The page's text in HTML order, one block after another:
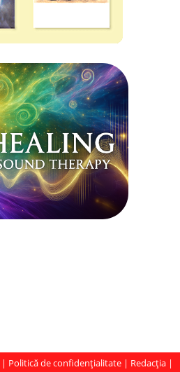
| Politică de confidențialitate | Redacția |